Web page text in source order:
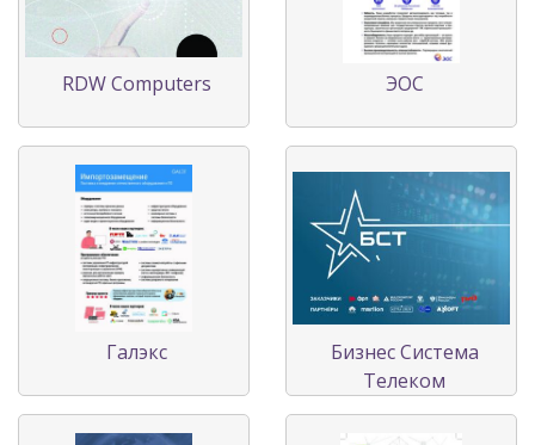
RDW Computers ЭОС
Галэкс
Бизнес Система
Телеком